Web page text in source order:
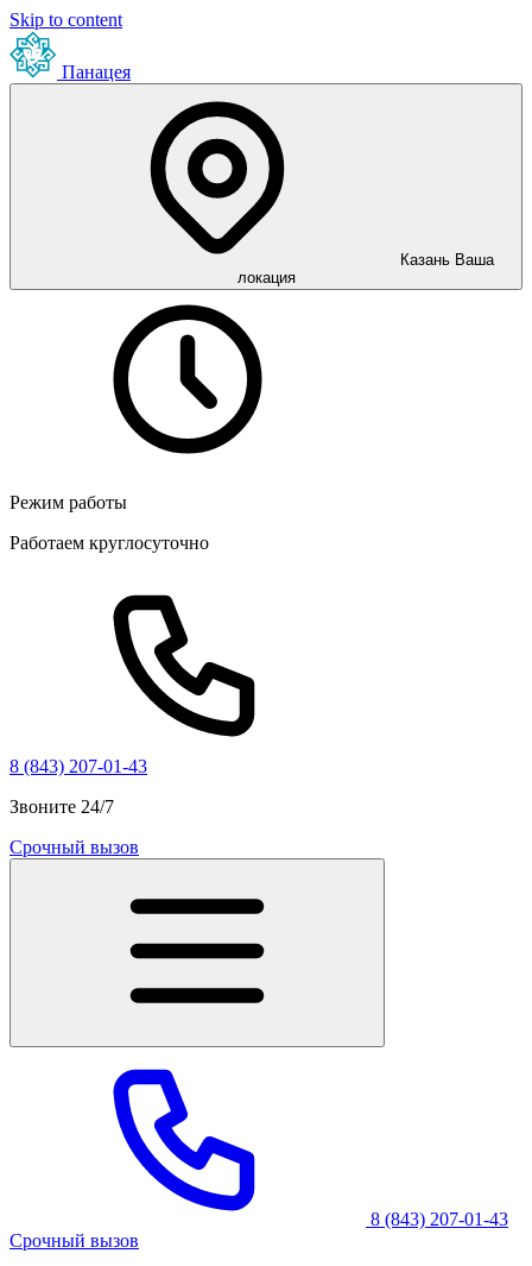
Skip to content
Панацея
Казань Ваша
локация
Режим работы
Работаем круглосуточно
8 (843) 207-01-43
Звоните 24/7
Срочный вызов
8 (843) 207-01-43
Срочный вызов